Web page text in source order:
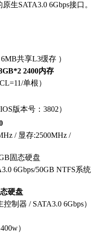
生SATA3.0 6Gbps接口。
共享L3缓存 ）
2400内存
单根）
版本号：3802）
/ 显存:2500MHz /
固态硬盘
6Gbps/50GB NTFS系统
硬盘
控制器 / SATA3.0 6Gbps）
）